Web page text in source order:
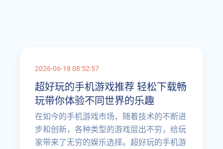
2026-06-18 08:52:57
超好玩的手机游戏推荐 轻松下载畅
玩带你体验不同世界的乐趣
在如今的手机游戏市场，随着技术的不断进
步和创新，各种类型的游戏层出不穷，给玩
家带来了无穷的娱乐选择。超好玩的手机游